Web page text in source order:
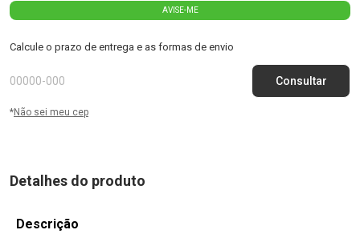
AVISE-ME
Calcule o prazo de entrega e as formas de envio
*Não sei meu cep
Detalhes do produto
Descrição